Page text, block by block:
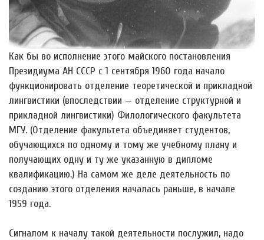
Как бы во исполнение этого майского постановления
Президиума АН СССР с 1 сентября 1960 года начало
функционировать отделение теоретической и прикладной
лингвистики (впоследствии — отделение структурной и
прикладной лингвистики) Филологического факультета
МГУ. (Отделение факультета объединяет студентов,
обучающихся по одному и тому же учебному плану и
получающих одну и ту же указанную в дипломе
квалификацию.) На самом же деле деятельность по
созданию этого отделения началась раньше, в начале
1959 года.
Сигналом к началу такой деятельности послужил, надо